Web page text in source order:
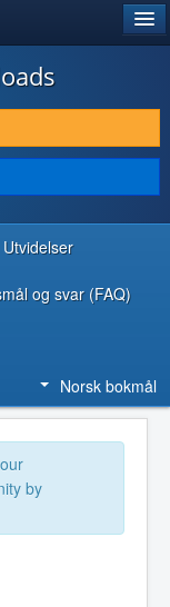
Utvidelser
og svar (FAQ)
Norsk bokmål
by